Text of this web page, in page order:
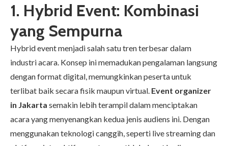
1. Hybrid Event: Kombinasi
yang Sempurna
Hybrid event menjadi salah satu tren terbesar dalam
industri acara. Konsep ini memadukan pengalaman langsung
dengan format digital, memungkinkan peserta untuk
terlibat baik secara fisik maupun virtual. Event organizer
in Jakarta semakin lebih terampil dalam menciptakan
acara yang menyenangkan kedua jenis audiens ini. Dengan
menggunakan teknologi canggih, seperti live streaming dan